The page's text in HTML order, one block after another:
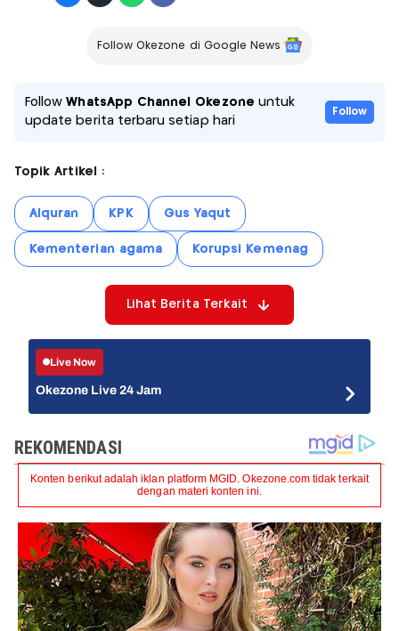
Follow Okezone di Google News
FollowWhatsApp Channel Okezone untuk
update berita terbaru setiap hari
Follow
Topik Artikel :
Alquran KPK Gus Yaqut
Kementerian agama Korupsi Kemenag
Lihat Berita Terkait
Live Now
Okezone Live 24 Jam